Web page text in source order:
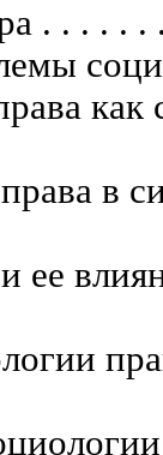
. . . . .
как
в
ее